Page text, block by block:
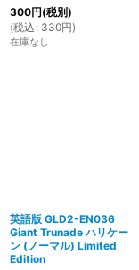
300円(税別)
(税込 : 330円)
在庫なし
英語版 GLD2-EN036
Giant Trunade ハリケー
ン (ノーマル) Limited
Edition